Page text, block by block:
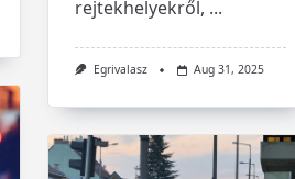
rejtekhelyekről, ...
Egrivalasz Aug 31, 2025